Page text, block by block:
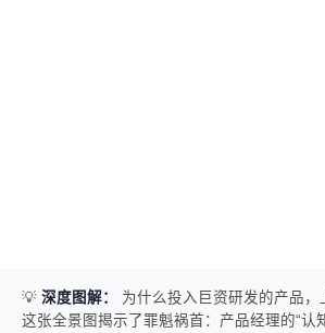
💡 深度图解：
为什么投入巨资研发的产品，
这张全景图揭示了罪魁祸首：产品经理的“认